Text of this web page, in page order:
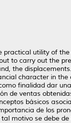
practical utility of
to carry out the
the
character in the
finalidad dar
de ventas
básicos
de los
motivo se debe